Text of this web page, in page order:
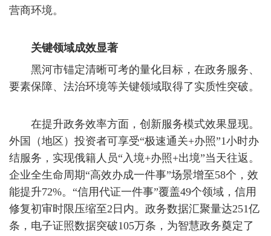
营商环境。
关键领域成效显著
黑河市锚定清晰可考的量化目标，在政务服务、
要素保障、法治环境等关键领域取得了实质性突破。
在提升政务效率方面，创新服务模式效果显现。
外国（地区）投资者可享受“极速通关+办照”1小时办
结服务，实现俄籍人员“入境+办照+出境”当天往返。
企业全生命周期“高效办成一件事”场景增至58个，效
能提升72%。“信用代证一件事”覆盖49个领域，信用
修复初审时限压缩至2日内。政务数据汇聚量达251亿
条，电子证照数据突破105万条，为智慧政务奠定了